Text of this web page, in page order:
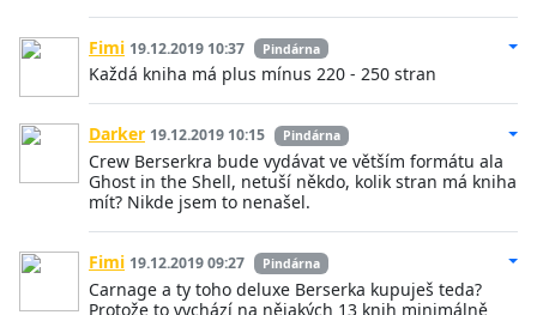
Fimi 19.12.2019 10:37 Pindárna
Každá kniha má plus mínus 220 - 250 stran
Darker 19.12.2019 10:15 Pindárna
Crew Berserkra bude vydávat ve větším formátu ala
Ghost in the Shell, netuší někdo, kolik stran má kniha
mít? Nikde jsem to nenašel.
Fimi 19.12.2019 09:27 Pindárna
Carnage a ty toho deluxe Berserka kupuješ teda?
Protože to vychází na nějakých 13 knih minimálně